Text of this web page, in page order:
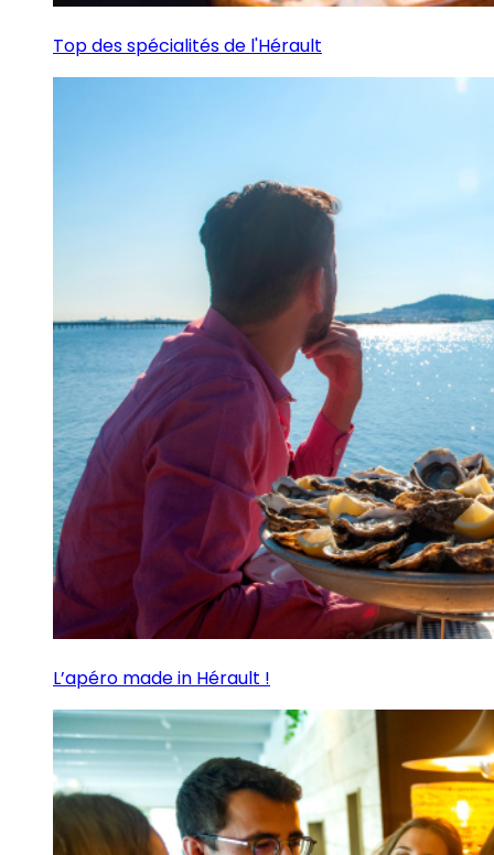
Top des spécialités de l'Hérault
L’apéro made in Hérault !